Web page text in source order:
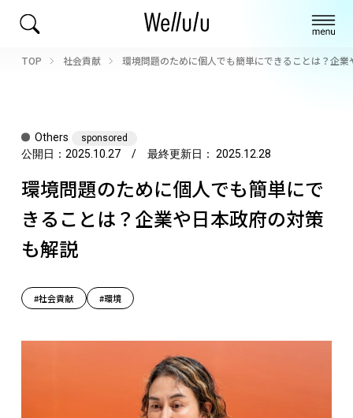
TOP 社会貢献 環境問題のために個人でも簡単にできることは？企
Others sponsored
公開日： 2025.10.27/ 最終更新日： 2025.12.28
環境問題のために個人でも簡単にで
きることは？企業や日本政府の対策
も解説
#社会貢献 #環境